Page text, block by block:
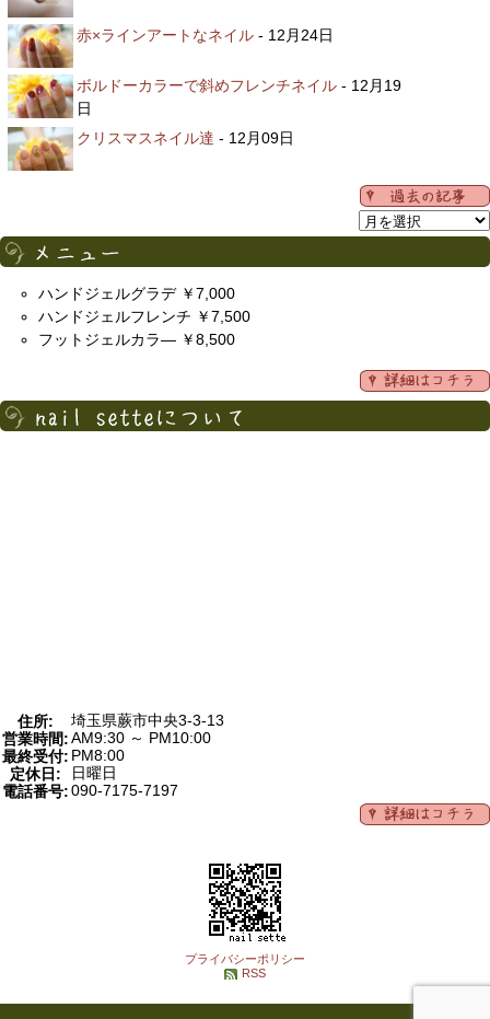
赤×ラインアートなネイル - 12月24日
ボルドーカラーで斜めフレンチネイル - 12月19
日
クリスマスネイル達 - 12月09日
ハンドジェルグラデ ￥7,000
ハンドジェルフレンチ ￥7,500
フットジェルカラ― ￥8,500
住所:
埼玉県蕨市中央3-3-13
営業時間:AM9:30 ～ PM10:00
最終受付: PM8:00
定休日:
日曜日
電話番号:090-7175-7197
プライバシーポリシー
RSS